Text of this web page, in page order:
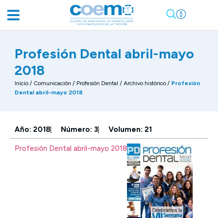
Profesión Dental abril-mayo
2018
Inicio / Comunicación / Profesión Dental / Archivo histórico / Profesión
Dental abril-mayo 2018
Año: 2018 Número: 3 Volumen: 21
Profesión Dental abril-mayo 2018